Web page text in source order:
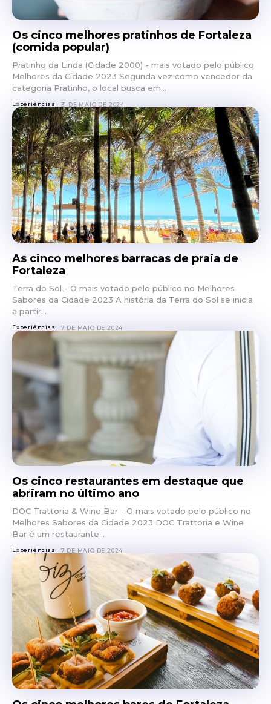
Os cinco melhores pratinhos de Fortaleza
(comida popular)
Pratinho da Linda (Cidade 2000) - mais votado pelo público
Melhores da Cidade 2023 Segunda vez como vencedor da
categoria Pratinho, o local busca em...
Experiências 31 DE MAIO DE 2024
As cinco melhores barracas de praia de
Fortaleza
Terra do Sol - O mais votado pelo público no Melhores
Sabores da Cidade 2023 A história da Terra do Sol se inicia
a partir...
Experiências 7 DE MAIO DE 2024
Os cinco restaurantes em destaque que
abriram no último ano
DOC Trattoria & Wine Bar - O mais votado pelo público no
Melhores Sabores da Cidade 2023 DOC Trattoria e Wine
Bar é um restaurante...
Experiências 7 DE MAIO DE 2024